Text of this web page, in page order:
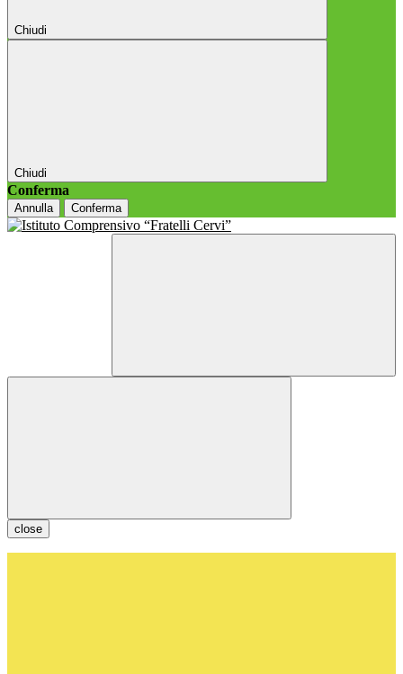
Chiudi
Chiudi
Conferma
Annulla Conferma
close